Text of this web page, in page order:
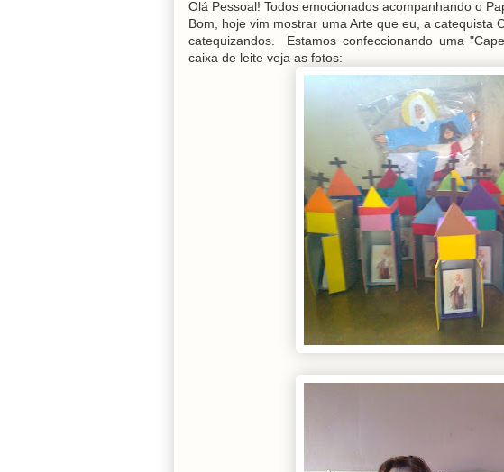
Olá Pessoal! Todos emocionados acompanhando o
Bom, hoje vim mostrar uma Arte que eu, a catequista
catequizandos. Estamos confeccionando uma
caixa de leite veja as fotos: